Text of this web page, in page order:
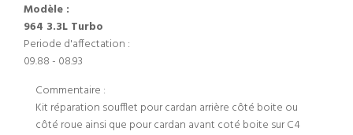
Modèle :
964 3.3L Turbo
Periode d'affectation :
09.88 - 08.93
Commentaire :
Kit réparation soufflet pour cardan arrière côté boite ou
côté roue ainsi que pour cardan avant coté boite sur C4